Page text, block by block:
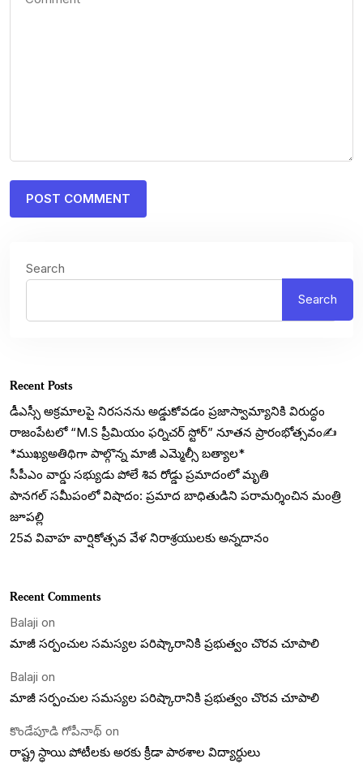
Search
Search
Recent Posts
డీఎస్సీ అక్రమాలపై నిరసనను అడ్డుకోవడం ప్రజాస్వామ్యానికి విరుద్ధం
రాజంపేటలో “M.S ప్రీమియం ఫర్నిచర్ స్టోర్” నూతన ప్రారంభోత్సవం✍️
*ముఖ్యఅతిథిగా పాల్గొన్న మాజీ ఎమ్మెల్సీ బత్యాల*
సీపీఎం వార్డు సభ్యుడు పోలే శివ రోడ్డు ప్రమాదంలో మృతి
పానగల్‌ సమీపంలో విషాదం: ప్రమాద బాధితుడిని పరామర్శించిన మంత్రి
జూపల్లి
25వ వివాహ వార్షికోత్సవ వేళ నిరాశ్రయులకు అన్నదానం
Recent Comments
Balaji on
మాజీ సర్పంచుల సమస్యల పరిష్కారానికి ప్రభుత్వం చొరవ చూపాలి
Balaji on
మాజీ సర్పంచుల సమస్యల పరిష్కారానికి ప్రభుత్వం చొరవ చూపాలి
కొండేపూడి గోపీనాథ్ on
రాష్ట్ర స్ధాయి పోటీలకు అరకు క్రీడా పాఠశాల విద్యార్ధులు